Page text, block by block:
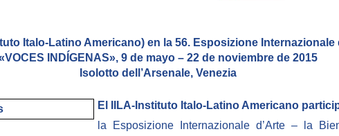
Italo-Latino Americano) en la 56. Esposizione Internazionale
INDÍGENAS», 9 de mayo – 22 de noviembre de 2015
Isolotto dell’Arsenale, Venezia
El IILA-Instituto Italo-Latino Americano
la Esposizione Internazionale d’Arte – la